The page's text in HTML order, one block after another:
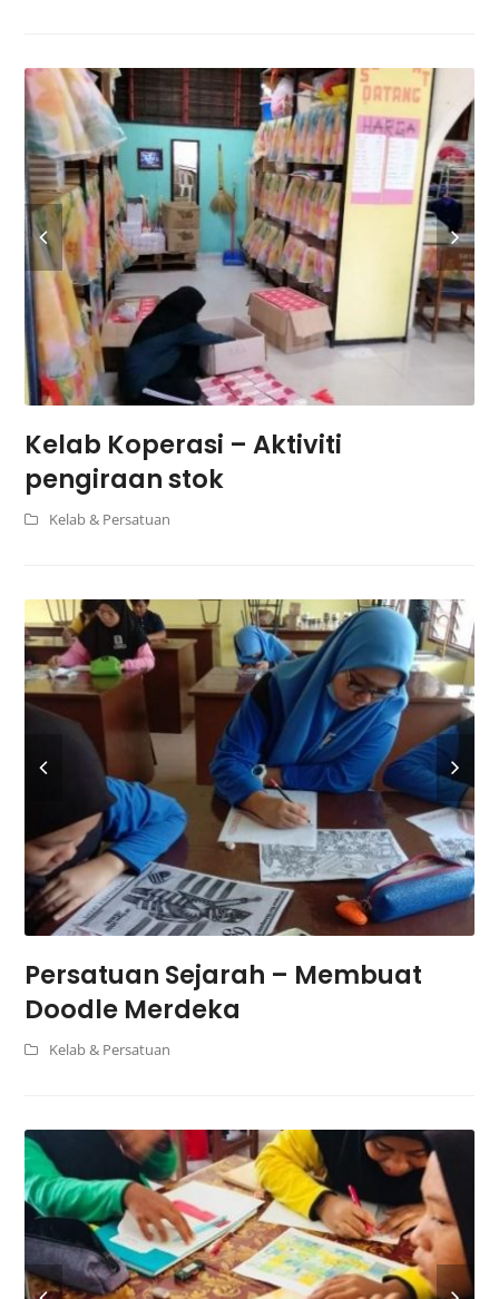
Kelab Koperasi – Aktiviti
pengiraan stok
Kelab & Persatuan
Persatuan Sejarah – Membuat
Doodle Merdeka
Kelab & Persatuan